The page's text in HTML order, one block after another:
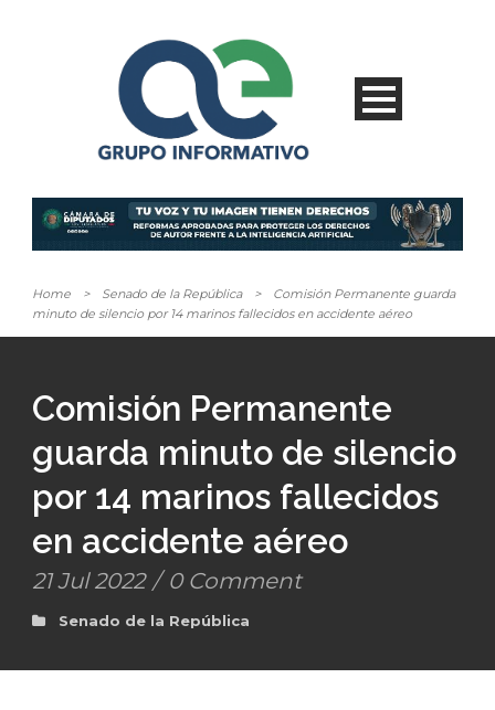
Home > Senado de la República >
Comisión Permanente guarda
minuto de silencio por 14 marinos fallecidos en accidente aéreo
Comisión Permanente
guarda minuto de silencio
por 14 marinos fallecidos
en accidente aéreo
21 Jul 2022 / 0 Comment
Senado de la República